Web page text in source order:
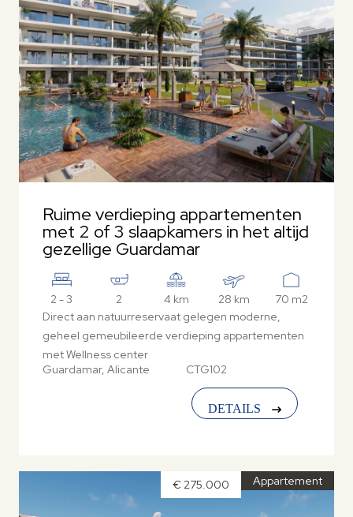
Ruime verdieping appartementen
met 2 of 3 slaapkamers in het altijd
gezellige Guardamar
2 - 3 2 4 km 28 km
70 m2
Direct aan natuurreservaat gelegen moderne,
geheel gemeubileerde verdieping appartementen
met Wellness center
Guardamar, Alicante
CTG102
DETAILS
Appartement
€ 275.000